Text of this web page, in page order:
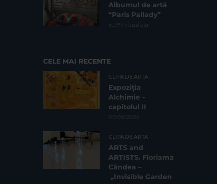
Albumul de artă
“Paris Pallady”
6.599 vizualizari
CELE MAI RECENTE
CLIPA DE ARTA
Expoziția
Alchimie –
capitolul II
07/08/2026
CLIPA DE ARTA
ARTS and
ARTISTS. Floriama
Cândea –
„Invisible Garden